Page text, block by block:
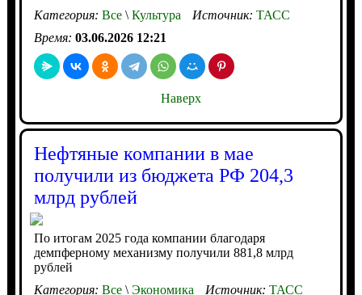
Категория: Все\Культура Источник: ТАСС
Время: 03.06.2026 12:21
Наверх
Нефтяные компании в мае
получили из бюджета РФ 204,3
млрд рублей
По итогам 2025 года компании благодаря
демпферному механизму получили 881,8 млрд
рублей
Категория: Все\Экономика Источник: ТАСС